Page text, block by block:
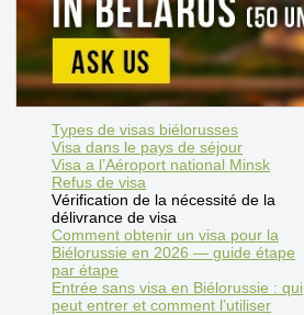
Types de visas biélorusses
Visa dans le pays de séjour
Visa a l’Aéroport national Minsk
Refus de visa
Vérification de la nécessité de la
délivrance de visa
Comment obtenir un visa pour la
Biélorussie en 2026 — guide étape
par étape
Entrée sans visa en Biélorussie : qui
peut entrer et comment l’utiliser